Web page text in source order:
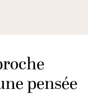
pensée